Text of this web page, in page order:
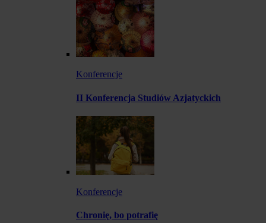
Konferencje
II Konferencja Studiów Azjatyckich
Konferencje
Chronię, bo potrafię